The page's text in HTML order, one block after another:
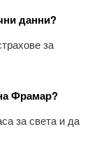
данни?
за
Фрамар?
за света и да